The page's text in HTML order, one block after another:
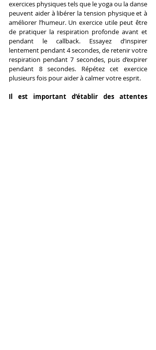
exercices physiques tels que le yoga ou la danse
peuvent aider à libérer la tension physique et à
améliorer l’humeur. Un exercice utile peut être
de pratiquer la respiration profonde avant et
pendant le callback. Essayez d’inspirer
lentement pendant 4 secondes, de retenir votre
respiration pendant 7 secondes, puis d’expirer
pendant 8 secondes. Répétez cet exercice
plusieurs fois pour aider à calmer votre esprit.
Il est important d’établir des attentes